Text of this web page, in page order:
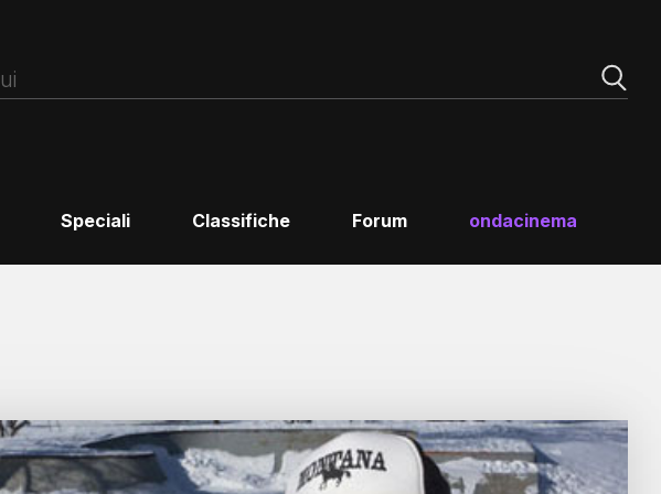
Speciali Classifiche Forum ondacinema